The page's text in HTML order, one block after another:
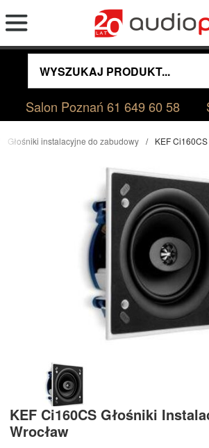
Salon Poznań61 649 60 58
Głośniki instalacyjne do zabudowy KEF
KEF Ci160CS Głośniki
Wrocław